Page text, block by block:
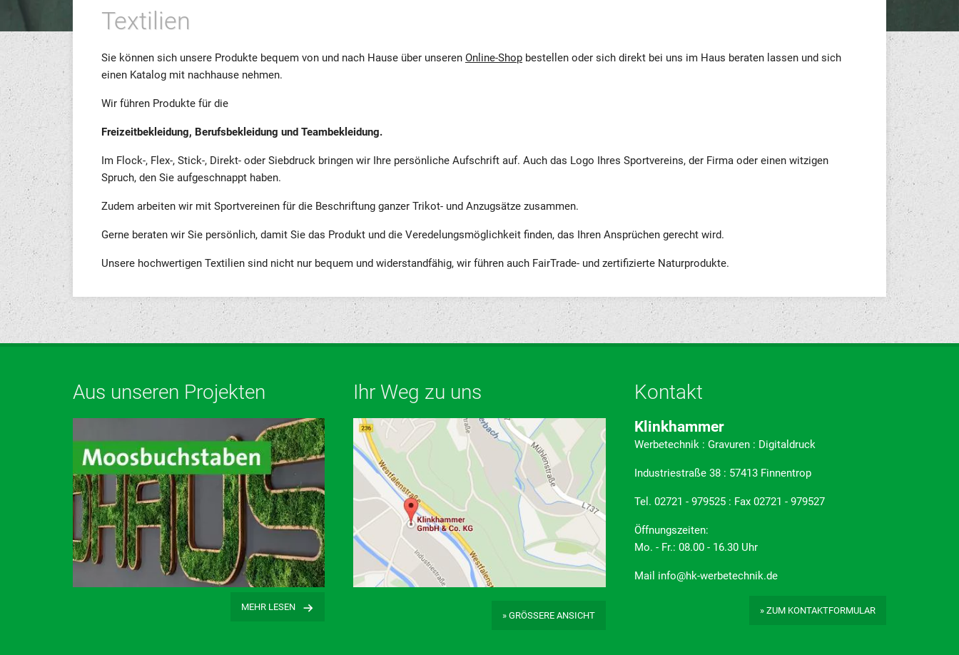
Textilien
Sie können sich unsere Produkte bequem von und nach Hause über unseren Online-Shop bestellen oder sich direkt bei uns im Haus beraten lassen und sich
einen Katalog mit nachhause nehmen.
Wir führen Produkte für die
Freizeitbekleidung, Berufsbekleidung und Teambekleidung.
Im Flock-, Flex-, Stick-, Direkt- oder Siebdruck bringen wir Ihre persönliche Aufschrift auf. Auch das Logo Ihres Sportvereins, der Firma oder einen witzigen
Spruch, den Sie aufgeschnappt haben.
Zudem arbeiten wir mit Sportvereinen für die Beschriftung ganzer Trikot- und Anzugsätze zusammen.
Gerne beraten wir Sie persönlich, damit Sie das Produkt und die Veredelungsmöglichkeit finden, das Ihren Ansprüchen gerecht wird.
Unsere hochwertigen Textilien sind nicht nur bequem und widerstandfähig, wir führen auch FairTrade- und zertifizierte Naturprodukte.
Aus unseren Projekten
MEHR LESEN
Ihr Weg zu uns
» GRÖSSERE ANSICHT
Kontakt
Klinkhammer
Werbetechnik : Gravuren : Digitaldruck
Industriestraße 38 : 57413 Finnentrop
Tel. 02721 - 979525 : Fax 02721 - 979527
Öffnungszeiten:
Mo. - Fr.: 08.00 - 16.30 Uhr
Mail info@hk-werbetechnik.de
» ZUM KONTAKTFORMULAR